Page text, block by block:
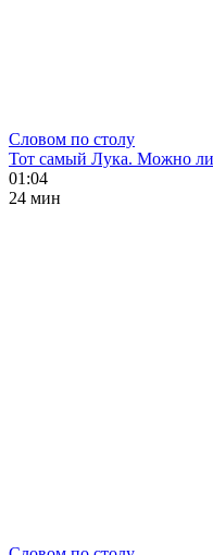
Словом по столу
Тот самый Лука. Можно
01:04
24 мин